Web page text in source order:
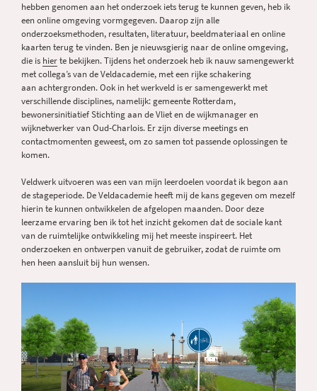
hebben genomen aan het onderzoek iets terug te kunnen geven, heb ik
een online omgeving vormgegeven. Daarop zijn alle
onderzoeksmethoden, resultaten, literatuur, beeldmateriaal en online
kaarten terug te vinden. Ben je nieuwsgierig naar de online omgeving,
die is hierte bekijken. Tijdens het onderzoek heb ik nauw samengewerkt
met collega’s van de Veldacademie, met een rijke schakering
aan achtergronden. Ook in het werkveld is er samengewerkt met
verschillende disciplines, namelijk: gemeente Rotterdam,
bewonersinitiatief Stichting aan de Vliet en de wijkmanager en
wijknetwerker van Oud-Charlois. Er zijn diverse meetings en
contactmomenten geweest, om zo samen tot passende oplossingen te
komen.
Veldwerk uitvoeren was een van mijn leerdoelen voordat ik begon aan
de stageperiode. De Veldacademie heeft mij de kans gegeven om mezelf
hierin te kunnen ontwikkelen de afgelopen maanden. Door deze
leerzame ervaring ben ik tot het inzicht gekomen dat de sociale kant
van de ruimtelijke ontwikkeling mij het meeste inspireert. Het
onderzoeken en ontwerpen vanuit de gebruiker, zodat de ruimte om
hen heen aansluit bij hun wensen.